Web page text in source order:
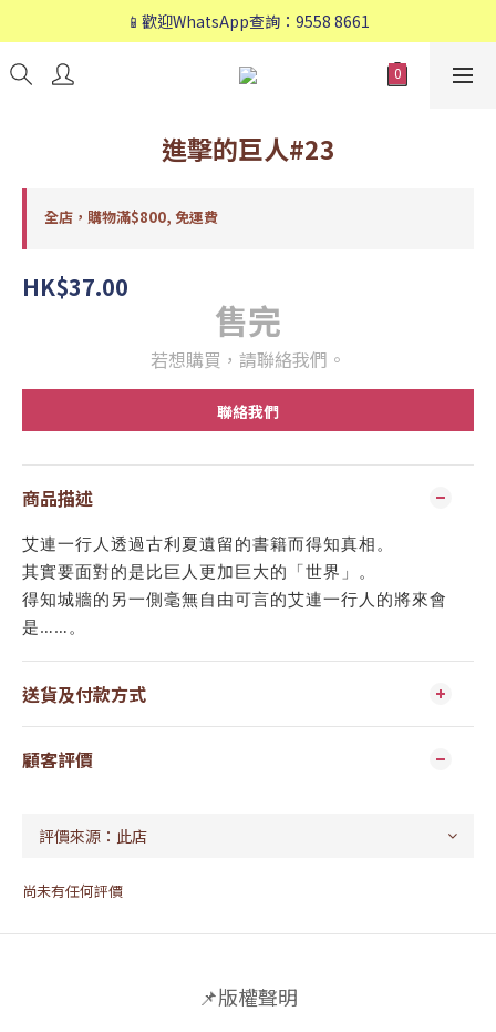
📱歡迎WhatsApp查詢：9558 8661
📱歡迎WhatsApp查詢：9558 8661
❤️會員專享：🛍購物滿💰HK$800，🚚免運費❤️
進擊的巨人#23
全店，購物滿$800, 免運費
HK$37.00
售完
若想購買，請聯絡我們。
聯絡我們
商品描述
艾連一行人透過古利夏遺留的書籍而得知真相。
其實要面對的是比巨人更加巨大的「世界」。
得知城牆的另一側毫無自由可言的艾連一行人的將來會
是……。
送貨及付款方式
顧客評價
尚未有任何評價
📌版權聲明